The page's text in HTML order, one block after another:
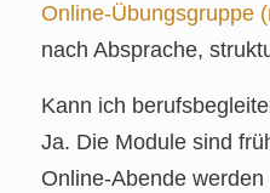
Online‑Übungsgruppe
nach Absprache,
Kann ich
Ja. Die Module sind
Online‑Abende